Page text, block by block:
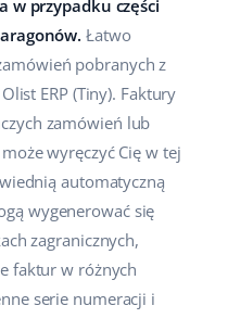
w przypadku części
Łatwo
pobranych z
ERP (Tiny). Faktury
zamówień lub
wyręczyć Cię w tej
automatyczną
wygenerować się
zagranicznych,
faktur w różnych
serie numeracji i